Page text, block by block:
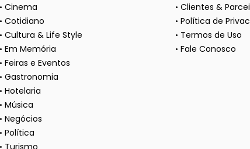
Cinema
Cotidiano
Cultura & Life Style
Em Memória
Feiras e Eventos
Gastronomia
Hotelaria
Música
Negócios
Política
Turismo
Clientes &
Política de
Termos de Uso
Fale Conosco